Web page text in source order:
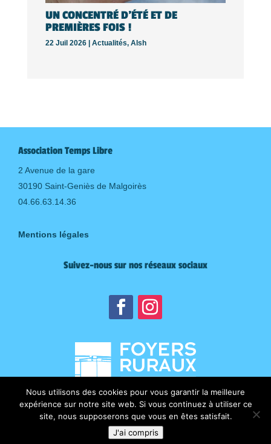
UN CONCENTRÉ D’ÉTÉ ET DE
PREMIÈRES FOIS !
22 Juil 2026 | Actualités, Alsh
Association Temps Libre
2 Avenue de la gare
30190 Saint-Geniès de Malgoirès
04.66.63.14.36
Mentions légales
Suivez-nous sur nos réseaux sociaux
Nous utilisons des cookies pour vous garantir la meilleure
expérience sur notre site web. Si vous continuez à utiliser ce
site, nous supposerons que vous en êtes satisfait.
J'ai compris